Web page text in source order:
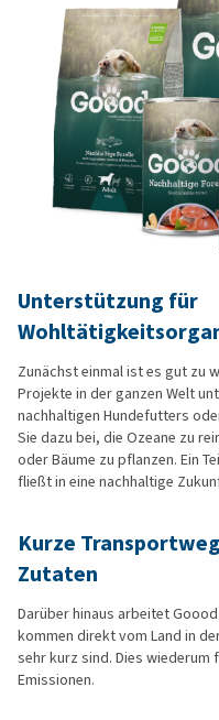
Unterstützung für
Zunächst einmal ist es gut zu
Projekte in der ganzen Welt
nachhaltigen Hundefutters
Sie dazu bei, die Ozeane zu
oder Bäume zu pflanzen. Ein
fließt in eine nachhaltige
Kurze
Zutaten
Darüber hinaus arbeitet
kommen direkt vom Land in
sehr kurz sind. Dies wiederum
Emissionen.